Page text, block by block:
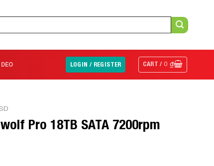
LOGIN / REGISTER CART /0₫
Pro 18TB SATA 7200rpm